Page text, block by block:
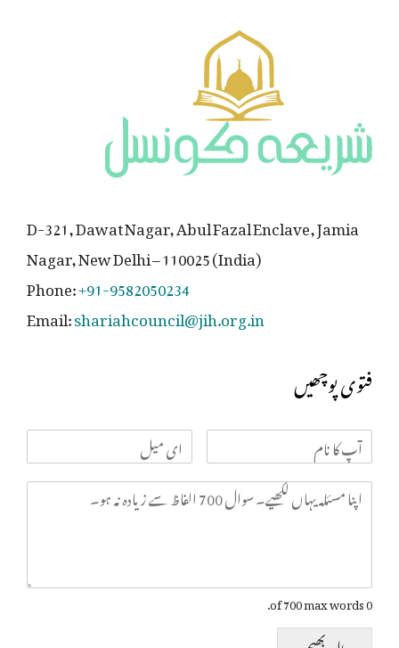
D-321, Dawat Nagar, Abul Fazal Enclave, Jamia
Nagar, New Delhi – 110025 (India)
Phone:+91-9582050234
Email:shariahcouncil@jih.org.in
فتوی پوچھیں
0 of 700 max words.